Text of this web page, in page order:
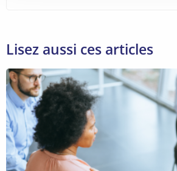
Lisez aussi ces articles